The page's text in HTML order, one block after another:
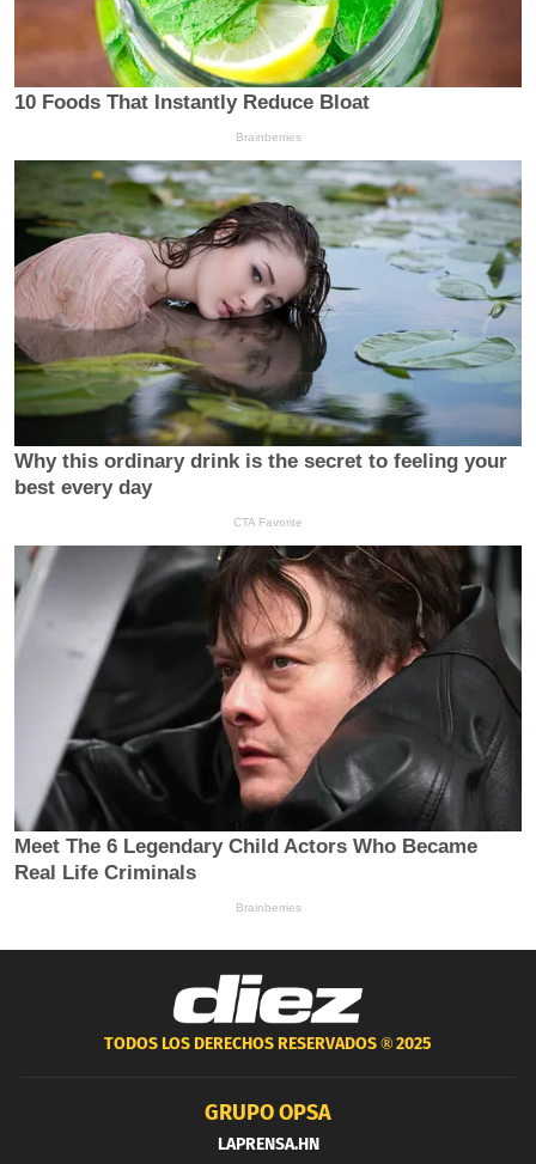
TODOS LOS DERECHOS RESERVADOS ®2025
GRUPO OPSA
LAPRENSA.HN